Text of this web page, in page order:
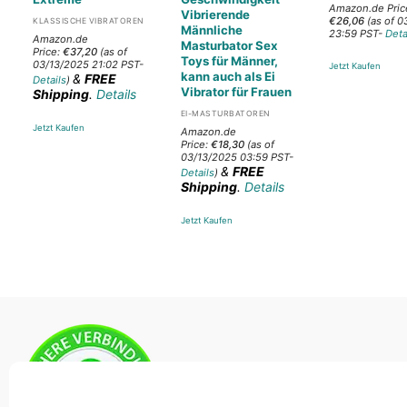
KLASSISCHE VIBRATOREN
Amazon.de
Price: €37,20 (as of
03/13/2025 21:02 PST-
Details) & FREE
Shipping. Details
Jetzt Kaufen
Vibrierende
Männliche
Masturbator Sex
Toys für Männer,
kann auch als Ei
Vibrator für Frauen
EI-MASTURBATOREN
Amazon.de
Price: €18,30(as of
03/13/2025 03:59 PST-
Details) & FREE
Shipping. Details
Jetzt Kaufen
Amazon.de
€26,06Aktueller
Preis
(as of
23:59 PST-
Jetzt Kaufen